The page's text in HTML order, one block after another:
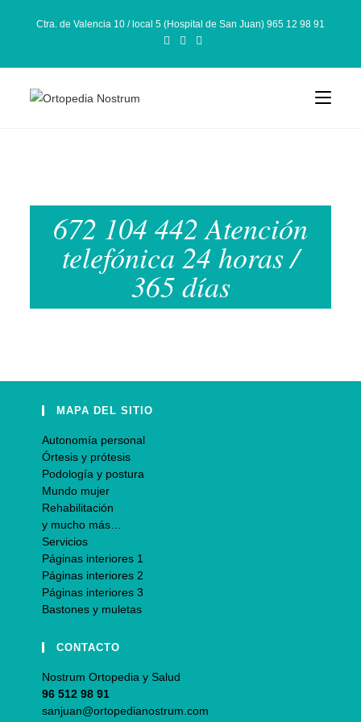
Ctra. de Valencia 10 / local 5 (Hospital de San Juan) 965 12 98 91
672 104 442 Atención
telefónica 24 horas /
365 días
MAPA DEL SITIO
Autonomía personal
Órtesis y prótesis
Podología y postura
Mundo mujer
Rehabilitación
y mucho más…
Servicios
Páginas interiores 1
Páginas interiores 2
Páginas interiores 3
Bastones y muletas
CONTACTO
Nostrum Ortopedia y Salud
96 512 98 91
sanjuan@ortopedianostrum.com